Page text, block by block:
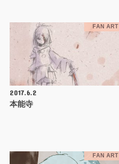
FAN ART
2017.6.2
本能寺
FAN ART